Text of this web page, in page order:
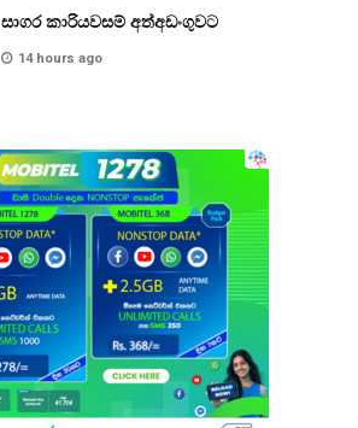
සාගර කාරියවසම් අත්අඩංගුවට
14 hours ago